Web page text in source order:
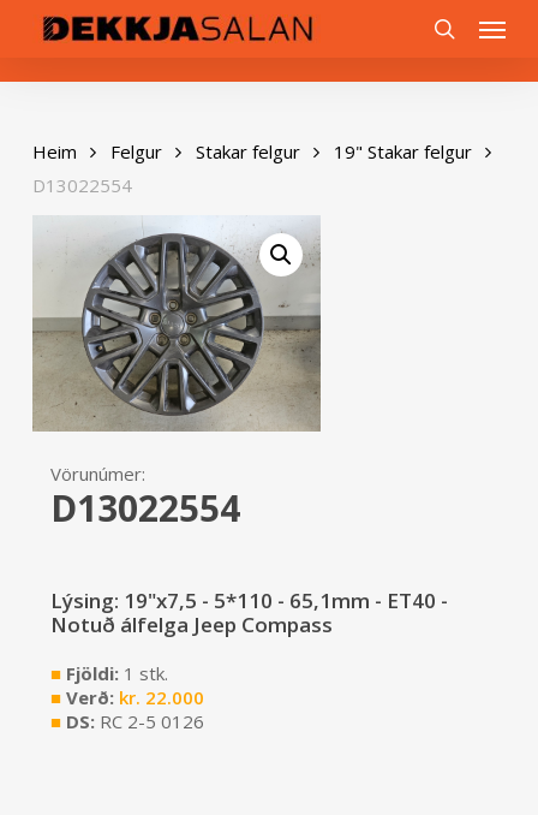
content
Menu
Heim Felgur Stakar felgur
19" Stakar felgur
D13022554
Vörunúmer:
D13022554
Lýsing: 19"x7,5 - 5*110 - 65,1mm - ET40 -
Notuð álfelga Jeep Compass
■Fjöldi: 1 stk.
■Verð: kr. 22.000
■DS: RC 2-5 0126